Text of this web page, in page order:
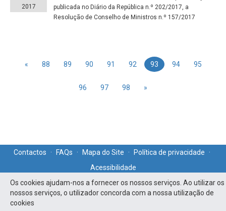
Os cookies ajudam-nos a fornecer os nossos serviços. Ao utilizar os
nossos serviços, o utilizador concorda com a nossa utilização de
cookies
2017
publicada no Diário da República n.º 202/2017, a
Resolução de Conselho de Ministros n.º 157/2017
« 88 89 90 91 92 93 94 95
96 97 98 »
Contactos · FAQs · Mapa do Site · Política de privacidade
·
Acessibilidade